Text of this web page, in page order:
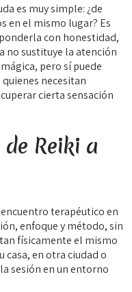
es muy simple: ¿de
en el mismo lugar? Es
con honestidad,
no sustituye la atención
pero sí puede
necesitan
cierta sensación
Reiki a
terapéutico en
enfoque y método, sin
físicamente el mismo
casa, en otra ciudad o
sesión en un entorno